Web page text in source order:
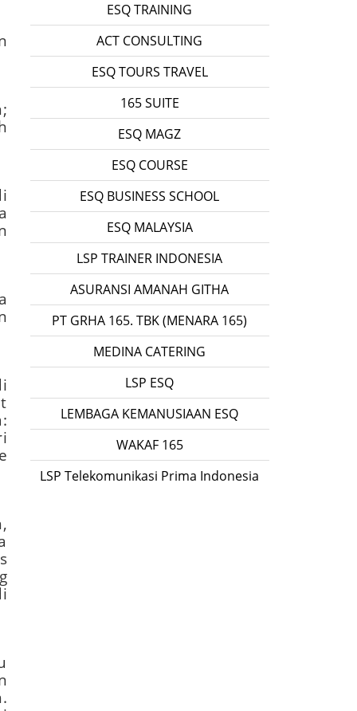
ESQ TRAINING
ACT CONSULTING
ESQ TOURS TRAVEL
165 SUITE
ESQ MAGZ
ESQ COURSE
ESQ BUSINESS SCHOOL
ESQ MALAYSIA
LSP TRAINER INDONESIA
ASURANSI AMANAH GITHA
PT GRHA 165. TBK (MENARA 165)
MEDINA CATERING
LSP ESQ
LEMBAGA KEMANUSIAAN ESQ
WAKAF 165
LSP Telekomunikasi Prima Indonesia